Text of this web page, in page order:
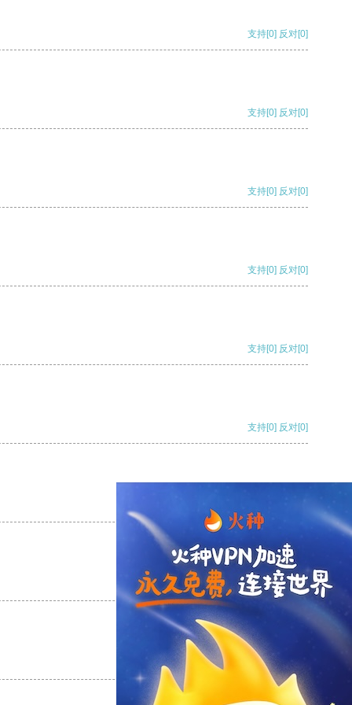
支持[0] 反对[0]
支持[0] 反对[0]
支持[0] 反对[0]
支持[0] 反对[0]
支持[0] 反对[0]
支持[0] 反对[0]
支持 [0] 反对[0]
支持[0] 反对